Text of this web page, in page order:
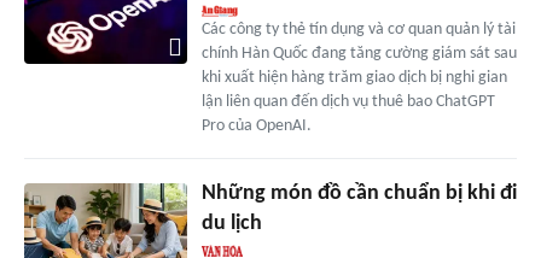
Các công ty thẻ tín dụng và cơ quan quản lý tài
chính Hàn Quốc đang tăng cường giám sát sau
khi xuất hiện hàng trăm giao dịch bị nghi gian
lận liên quan đến dịch vụ thuê bao ChatGPT
Pro của OpenAI.
Những món đồ cần chuẩn bị khi đi
du lịch